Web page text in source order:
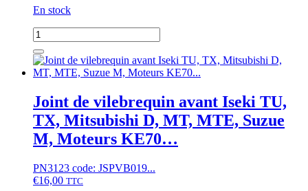
En stock
quantité
de
Soupape
d'échappement
TU,
Mitsubishi
MT,
Moteur
K3E,
K3F-
DI,
Joint de vilebrequin avant Iseki TU,
TX, Mitsubishi D, MT, MTE, Suzue
M, Moteurs KE70…
PN3123 code: JSPVB019...
€16,00 TTC